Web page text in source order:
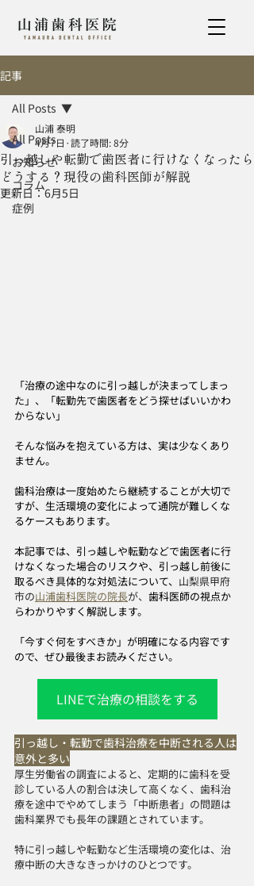
記事
All Posts
お知らせ
コラム
症例
All Posts
引っ越しや転勤で歯医者に行けなくなったら
どうする？現役の歯科医師が解説
山浦 泰明
4月7日 読了時間: 8分
更新日：6月5日
「治療の途中なのに引っ越しが決まってしまっ
た」、「転勤先で歯医者をどう探せばいいかわ
からない」
そんな悩みを抱えている方は、実は少なくあり
ません。
歯科治療は一度始めたら継続することが大切で
すが、生活環境の変化によって通院が難しくな
るケースもあります。
本記事では、引っ越しや転勤などで歯医者に行
けなくなった場合のリスクや、引っ越し前後に
取るべき具体的な対処法について、 山梨県甲府
市の山浦歯科医院の院長が、 歯科医師の視点か
らわかりやすく解説します。
「今すぐ何をすべきか」が明確になる内容です
ので、ぜひ最後まお読みください。
LINEで治療の相談をする
引っ越し・転勤で歯科治療を中断される人は
意外と多い
厚生労働省の調査によると、定期的に歯科を受
診している人の割合は決して高くなく、歯科治
療を途中でやめてしまう「中断患者」の問題は
歯科業界でも長年の課題とされています。
特に引っ越しや転勤など生活環境の変化は、治
療中断の大きなきっかけのひとつです。